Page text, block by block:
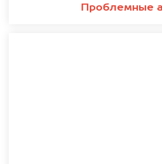
Проблемные